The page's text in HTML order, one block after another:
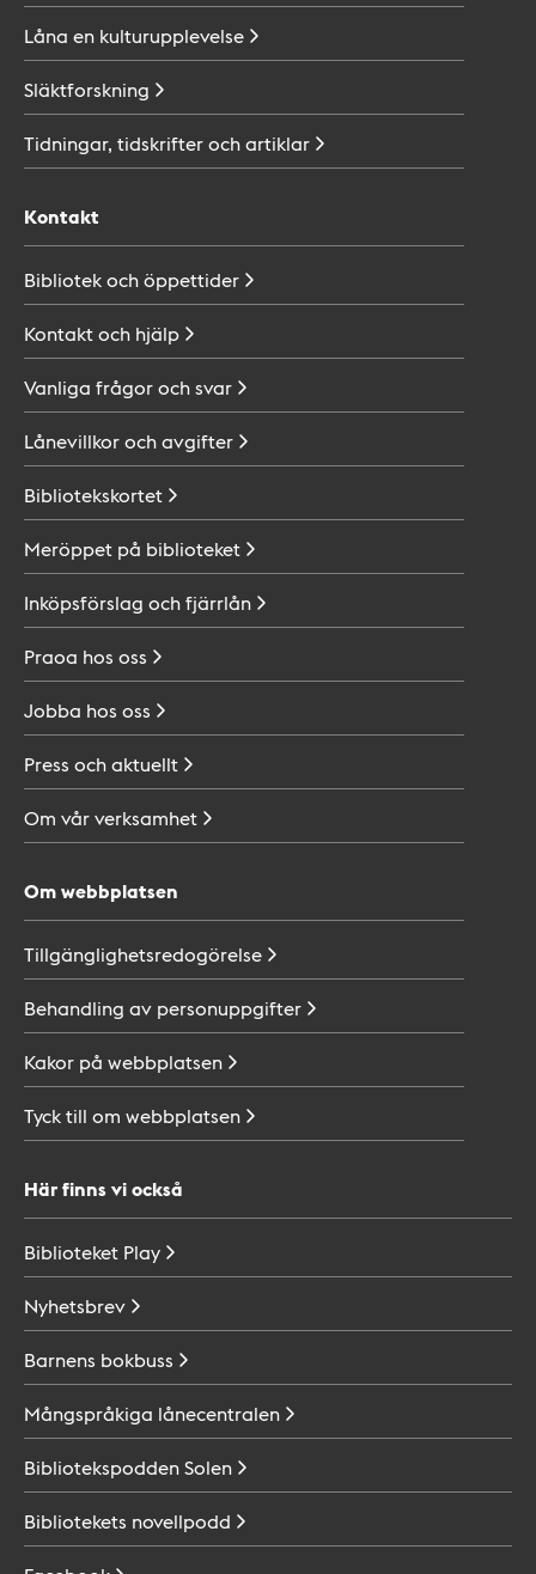
Låna en kulturupplevelse
Släktforskning
Tidningar, tidskrifter ochartiklar
Kontakt
Bibliotek ochöppettider
Kontakt och hjälp
Vanliga frågor ochsvar
Lånevillkor ochavgifter
Bibliotekskortet
Meröppet på biblioteket
Inköpsförslag ochfjärrlån
Praoa hos oss
Jobba hos oss
Press ochaktuellt
Om vårverksamhet
Om webbplatsen
Tillgänglighetsredogörelse
Behandling av personuppgifter
Kakor på webbplatsen
Tyck till om webbplatsen
Här finns vi också
Biblioteket Play
Nyhetsbrev
Barnens bokbuss
Mångspråkiga lånecentralen
BibliotekspoddenSolen
Bibliotekets novellpodd